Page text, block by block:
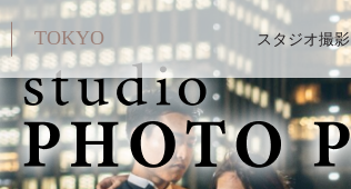
TOKYO スタジオ撮影